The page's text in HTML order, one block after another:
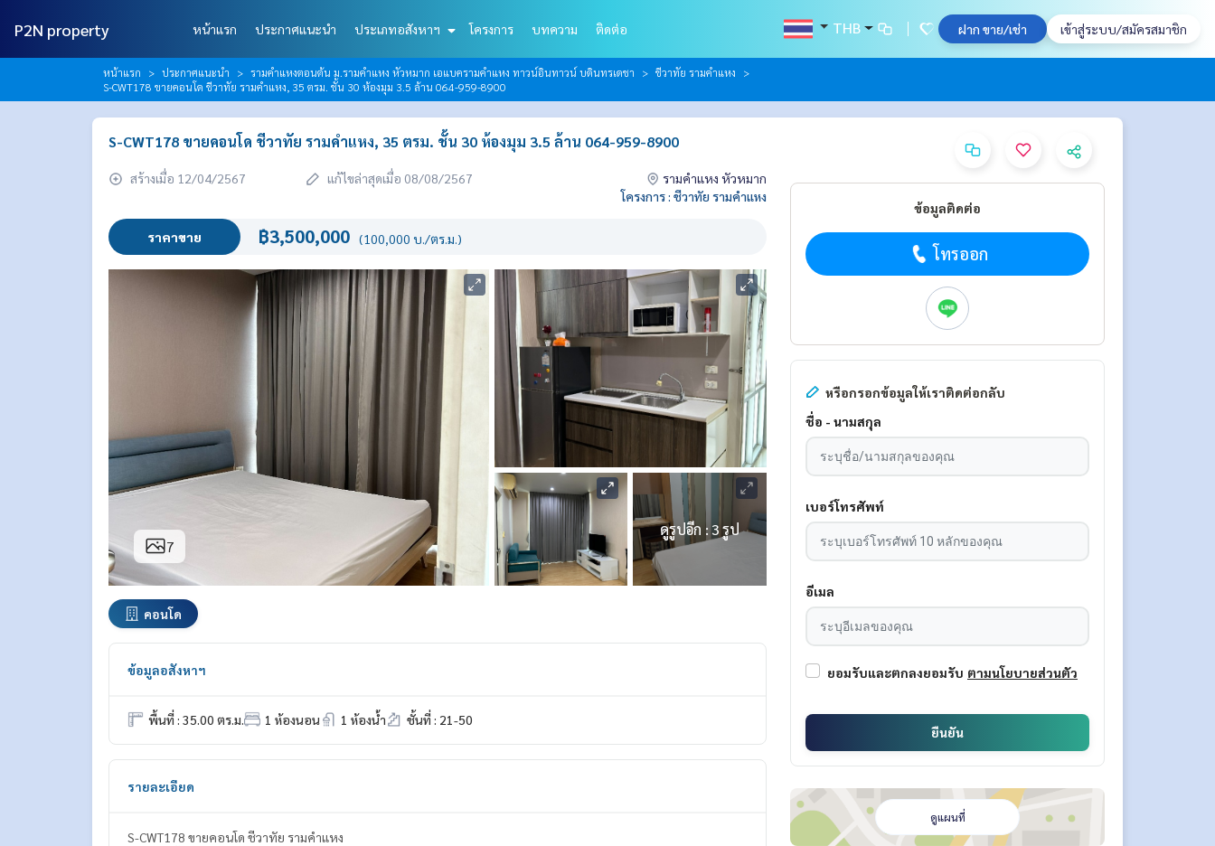
P2N property หน้าแรก ประกาศแนะนำ ประเภทอสังหาฯ โครงการ บทความ ติดต่อ THB ฝาก ขาย/เช่า เข้าสู่ระบบ/สมัครสมาชิก
หน้าแรก ประกาศแนะนำ รามคำแหงตอนต้น ม.รามคำแหง หัวหมาก เอแบครามคำแหง ทาวน์อินทาวน์ บดินทรเดชา
ชีวาทัย รามคำแหง
S-CWT178 ขายคอนโด ชีวาทัย รามคำแหง, 35 ตรม. ชั้น 30 ห้องมุม 3.5 ล้าน 064-959-8900
S-CWT178 ขายคอนโด ชีวาทัย รามคำแหง, 35 ตรม. ชั้น 30 ห้องมุม 3.5 ล้าน 064-959-8900
สร้างเมื่อ 12/04/2567 แก้ไขล่าสุดเมื่อ 08/08/2567
รามคำแหง หัวหมาก
โครงการ : ชีวาทัย รามคำแหง
ราคาขาย ฿3,500,000 (100,000 บ./ตร.ม.)
7
ดูรูปอีก : 3 รูป
คอนโด
ข้อมูลอสังหาฯ
พื้นที่ : 35.00 ตร.ม. 1 ห้องนอน 1 ห้องน้ำ ชั้นที่ : 21-50
รายละเอียด
S-CWT178 ขายคอนโด ชีวาทัย รามคำแหง
ข้อมูลติดต่อ
โทรออก
หรือกรอกข้อมูลให้เราติดต่อกลับ
ชื่อ - นามสกุล
เบอร์โทรศัพท์
อีเมล
ยอมรับและตกลงยอมรับ ตามนโยบายส่วนตัว
ยืนยัน
ดูแผนที่